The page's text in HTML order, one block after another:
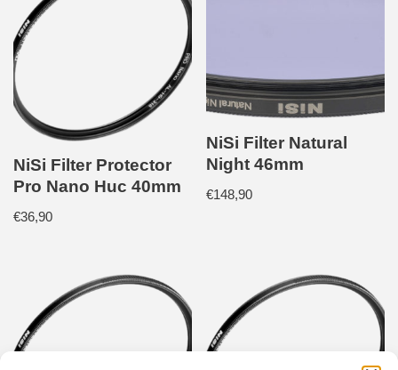
NiSi Filter Protector
Pro Nano Huc 40mm
€36,90
NiSi Filter Natural
Night 46mm
€148,90